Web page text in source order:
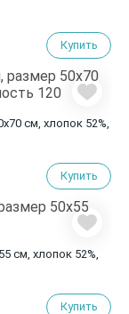
Купить
см, хлопок 52%,
Купить
см, хлопок 52%,
Купить